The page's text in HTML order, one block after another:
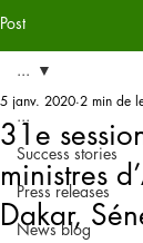
Post
...
Success stories
Press releases
News blog
...
31e
ministres
Dakar,
5 janv. 2020 2 min de